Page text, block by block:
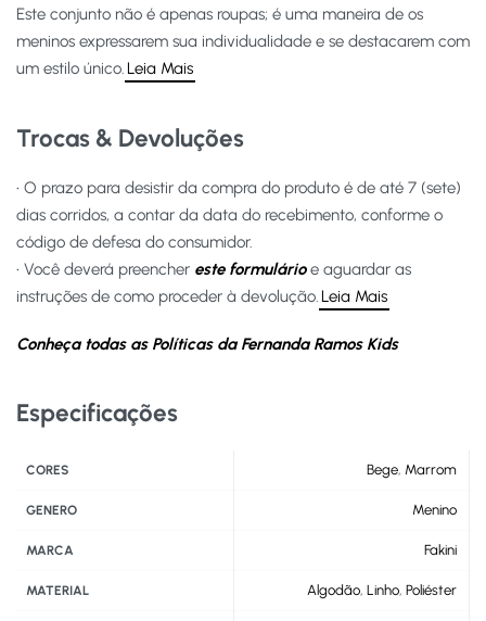
Este conjunto não é apenas roupas; é uma maneira de os
meninos expressarem sua individualidade e se destacarem com
um estilo único.Leia Mais
Trocas & Devoluções
• O prazo para desistir da compra do produto é de até 7 (sete)
dias corridos, a contar da data do recebimento, conforme o
código de defesa do consumidor.
• Você deverá preencher este formulárioe aguardar as
instruções de como proceder à devolução.Leia Mais
Conheça todas as Políticas da Fernanda Ramos Kids
Especificações
CORES Bege, Marrom
GENERO Menino
MARCA Fakini
MATERIAL Algodão, Linho, Poliéster